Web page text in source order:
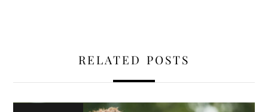
RELATED POSTS